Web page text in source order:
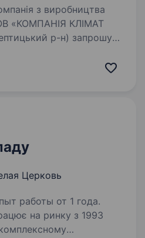
«КОМПАНІЯ КЛІМАТ
р-н) запрошує
Умови праці:
Церковь
работы от 1 года.
на ринку з 1993